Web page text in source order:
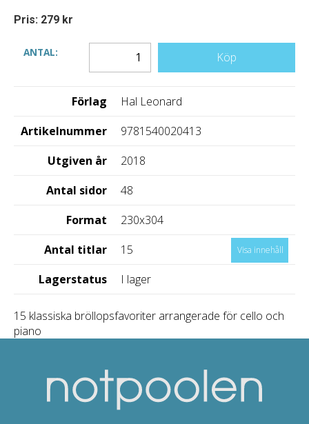
Pris: 279 kr
ANTAL: Köp
Förlag
Hal Leonard
Artikelnummer
9781540020413
Utgiven år
2018
Antal sidor
48
Format
230x304
Antal titlar
15 Visa innehåll
Lagerstatus I lager
15 klassiska bröllopsfavoriter arrangerade för cello och
piano